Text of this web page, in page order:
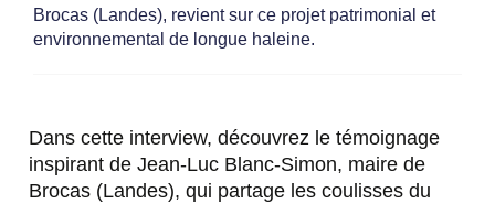
Brocas (Landes), revient sur ce projet patrimonial et
environnemental de longue haleine.
Dans cette interview, découvrez le témoignage
inspirant de Jean-Luc Blanc-Simon, maire de
Brocas (Landes), qui partage les coulisses du